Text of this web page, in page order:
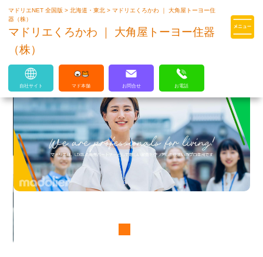
マドリエはLIXILの厳しい基準を
マドリエNET 全国版>北海道・東北>マドリエくろかわ ｜ 大角屋トーヨー住
器（株）
マドリエくろかわ ｜ 大角屋トーヨー住器
（株）
自社サイト マド本舗 お問合せ お電話